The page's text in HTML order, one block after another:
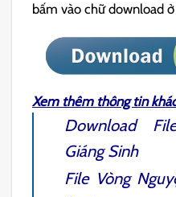
bấm vào chữ download
Xem thêm thông tin
Download
Giáng Sinh
File Vòng